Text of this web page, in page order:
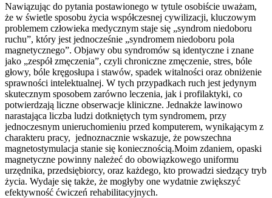
Nawiązując do pytania postawionego w tytule osobiście uważam,
że w świetle sposobu życia współczesnej cywilizacji, kluczowym
problemem człowieka medycznym staje się „syndrom niedoboru
ruchu”, który jest jednocześnie „syndromem niedoboru pola
magnetycznego”. Objawy obu syndromów są identyczne i znane
jako „zespół zmęczenia”, czyli chroniczne zmęczenie, stres, bóle
głowy, bóle kręgosłupa i stawów, spadek witalności oraz obniżenie
sprawności intelektualnej. W tych przypadkach ruch jest jedynym
skutecznym sposobem zarówno leczenia, jak i profilaktyki, co
potwierdzają liczne obserwacje kliniczne. Jednakże lawinowo
narastająca liczba ludzi dotkniętych tym syndromem, przy
jednoczesnym unieruchomieniu przed komputerem, wynikającym z
charakteru pracy, jednoznacznie wskazuje, że powszechna
magnetostymulacja stanie się koniecznością.Moim zdaniem, opaski
magnetyczne powinny należeć do obowiązkowego uniformu
urzędnika, przedsiębiorcy, oraz każdego, kto prowadzi siedzący tryb
życia. Wydaje się także, że mogłyby one wydatnie zwiększyć
efektywność ćwiczeń rehabilitacyjnych.